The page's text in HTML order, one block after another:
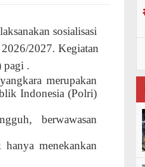
sosialisasi
2027. Kegiatan
pagi .
merupakan
Indonesia (Polri)
berwawasan
menekankan